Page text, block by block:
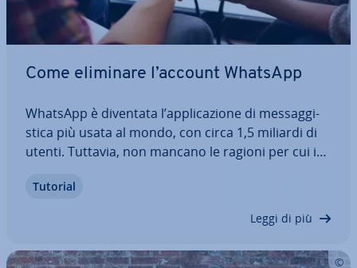
Come eliminare l’account WhatsApp
WhatsApp è diventata l’ap­pli­ca­zio­ne di mes­sag­gi­
sti­ca più usata al mondo, con circa 1,5 miliardi di
utenti. Tuttavia, non mancano le ragioni per cui in
ruolo im­por­tan­te giocano, so­prat­tut­to, le pre­oc­cu­
Tutorial
Leggi di più